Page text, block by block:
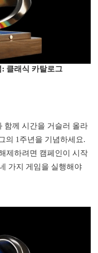
: 클래식 카탈로그
함께 시간을 거슬러 올라
의 1주년을 기념하세요.
제하려면 캠페인이 시작
가지 게임을 실행해야